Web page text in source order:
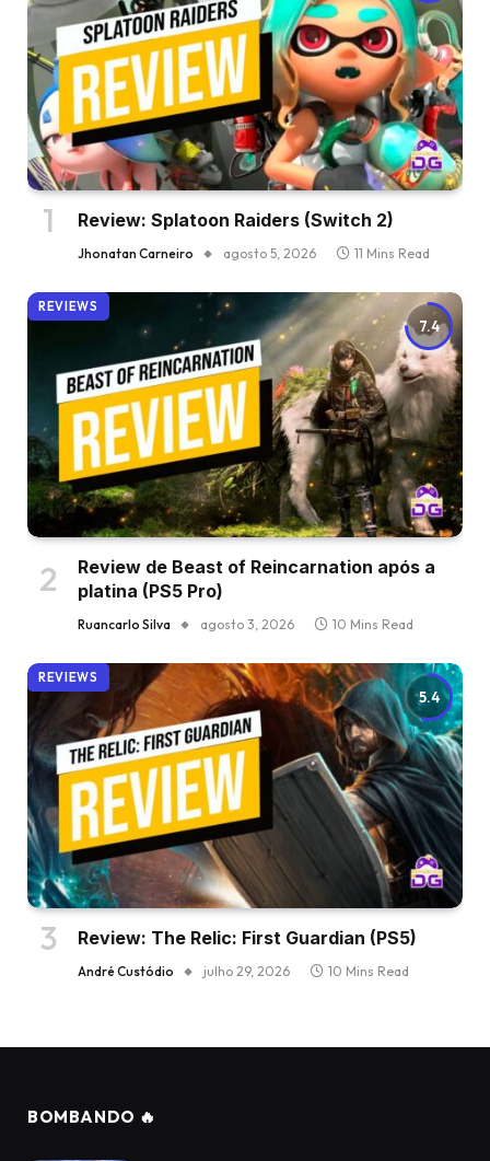
Review: Splatoon Raiders (Switch 2)
Jhonatan Carneiro agosto 5, 2026 11 Mins Read
7.4
REVIEWS
Review de Beast of Reincarnation após a
platina (PS5 Pro)
Ruancarlo Silva agosto 3, 2026 10 Mins Read
5.4
REVIEWS
Review: The Relic: First Guardian (PS5)
André Custódio julho 29, 2026 10 Mins Read
BOMBANDO 🔥